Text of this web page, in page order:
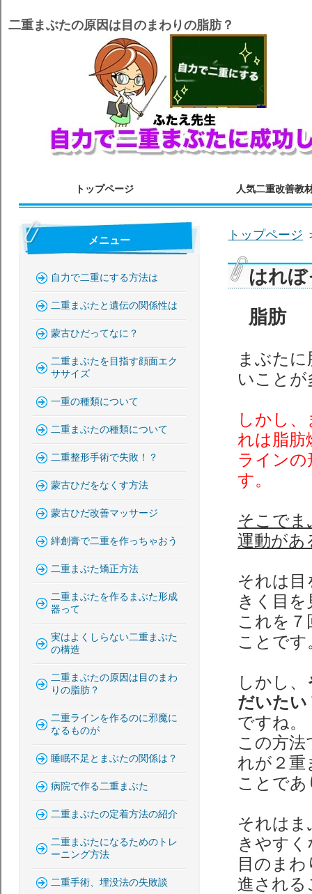
二重まぶたの原因は目のまわりの脂肪？
トップページ
はれ
脂肪
まぶた
いこと
しかし
れは脂肪
ライン
す。
そこで
運動があ
それは
きく目を
これを
ことです
しかし、
だいたい
ですね。
この方
れが２重
ことで
それは
きやす
目のま
進される
メニュー
自力で二重にする方法は
二重まぶたと遺伝の関係性は
蒙古ひだってなに？
二重まぶたを目指す顔面エク
ササイズ
一重の種類について
二重まぶたの種類について
二重整形手術で失敗！？
蒙古ひだをなくす方法
蒙古ひだ改善マッサージ
絆創膏で二重を作っちゃおう
二重まぶた矯正方法
二重まぶたを作るまぶた形成
器って
実はよくしらない二重まぶた
の構造
二重まぶたの原因は目のまわ
りの脂肪？
二重ラインを作るのに邪魔に
なるものが
睡眠不足とまぶたの関係は？
病院で作る二重まぶた
二重まぶたの定着方法の紹介
二重まぶたになるためのトレ
ーニング方法
二重手術、埋没法の失敗談
トップページ 人気二重改善教